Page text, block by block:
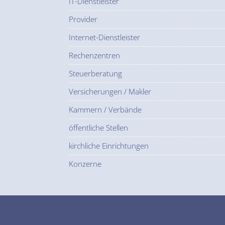
Provider
Internet-Dienstleister
Rechenzentren
Steuerberatung
Versicherungen / Makler
Kammern / Verbände
öffentliche Stellen
kirchliche Einrichtungen
Konzerne